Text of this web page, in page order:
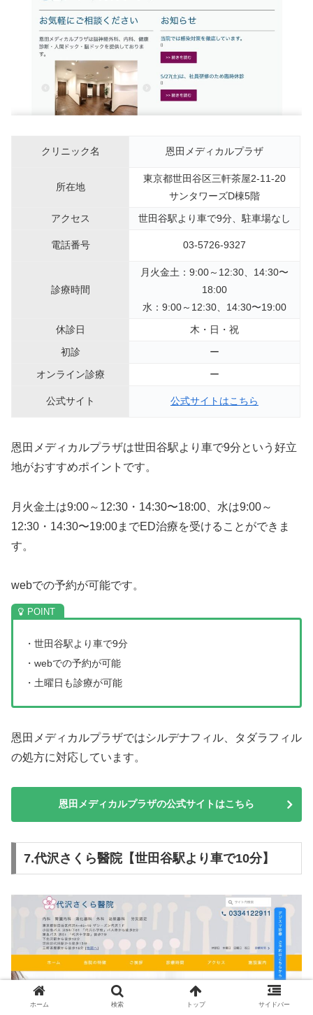
クリニック名 恩田メディカルプラザ
所在地
東京都世田谷区三軒茶屋2-11-20
サンタワーズD棟5階
アクセス
世田谷駅より車で9分、駐車場なし
電話番号 03-5726-9327
診療時間
月火金土：9:00～12:30、14:30〜
18:00
水：9:00～12:30、14:30〜19:00
休診日
木・日・祝
初診
ー
オンライン診療
ー
公式サイト 公式サイトはこちら
恩田メディカルプラザは世田谷駅より車で9分という好立
地がおすすめポイントです。
月火金土は9:00～12:30・14:30〜18:00、水は9:00～
12:30・14:30〜19:00までED治療を受けることができま
す。
webでの予約が可能です。
・世田谷駅より車で9分
・webでの予約が可能
・土曜日も診療が可能
恩田メディカルプラザではシルデナフィル、タダラフィル
の処方に対応しています。
恩田メディカルプラザの公式サイトはこちら
7.代沢さくら醫院【世田谷駅より車で10分】
ホーム 検索 トップ サイドバー